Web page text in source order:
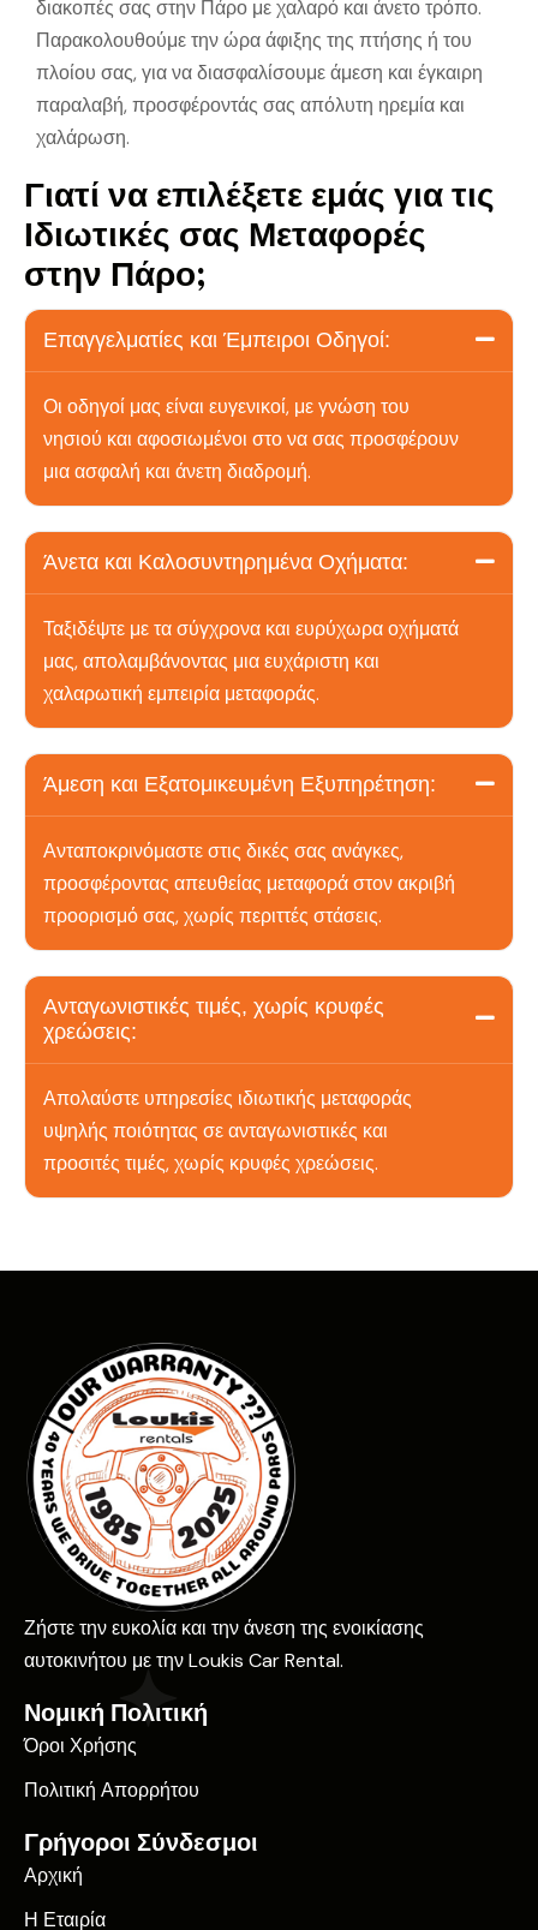
διακοπές σας στην Πάρο με χαλαρό και άνετο τρόπο.
Παρακολουθούμε την ώρα άφιξης της πτήσης ή του
πλοίου σας, για να διασφαλίσουμε άμεση και έγκαιρη
παραλαβή, προσφέροντάς σας απόλυτη ηρεμία και
χαλάρωση.
Γιατί να επιλέξετε εμάς για τις
Ιδιωτικές σας Μεταφορές
στην Πάρο;
Επαγγελματίες και Έμπειροι Οδηγοί:
Οι οδηγοί μας είναι ευγενικοί, με γνώση του
νησιού και αφοσιωμένοι στο να σας προσφέρουν
μια ασφαλή και άνετη διαδρομή.
Άνετα και Καλοσυντηρημένα Οχήματα:
Ταξιδέψτε με τα σύγχρονα και ευρύχωρα οχήματά
μας, απολαμβάνοντας μια ευχάριστη και
χαλαρωτική εμπειρία μεταφοράς.
Άμεση και Εξατομικευμένη Εξυπηρέτηση:
Ανταποκρινόμαστε στις δικές σας ανάγκες,
προσφέροντας απευθείας μεταφορά στον ακριβή
προορισμό σας, χωρίς περιττές στάσεις.
Ανταγωνιστικές τιμές, χωρίς κρυφές
χρεώσεις:
Απολαύστε υπηρεσίες ιδιωτικής μεταφοράς
υψηλής ποιότητας σε ανταγωνιστικές και
προσιτές τιμές, χωρίς κρυφές χρεώσεις.
Ζήστε την ευκολία και την άνεση της ενοικίασης
αυτοκινήτου με την Loukis Car Rental.
Νομική Πολιτική
Όροι Χρήσης
Πολιτική Απορρήτου
Γρήγοροι Σύνδεσμοι
Αρχική
Η Εταιρία